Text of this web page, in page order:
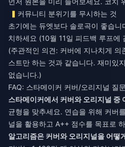
커뮤니티 분위기를 무시하는 것
초기에는 듀엣보다 솔로곡이 좋습
치하세요 (10월 11일 피드백 루프에
(주관적인 의견: 커버에 지나치게 의
스트만 하는 것과 같습니다. 재미있
없습니다.)
FAQ: 스타메이커 커버/오리지널 질
스타메이커에서 커버와 오리지널 중
균형을 맞추세요. 연습을 위해 커버
널을 활용하고 A++ 점수를 목표로
알고리즘은 커버와 오리지널을 어떻